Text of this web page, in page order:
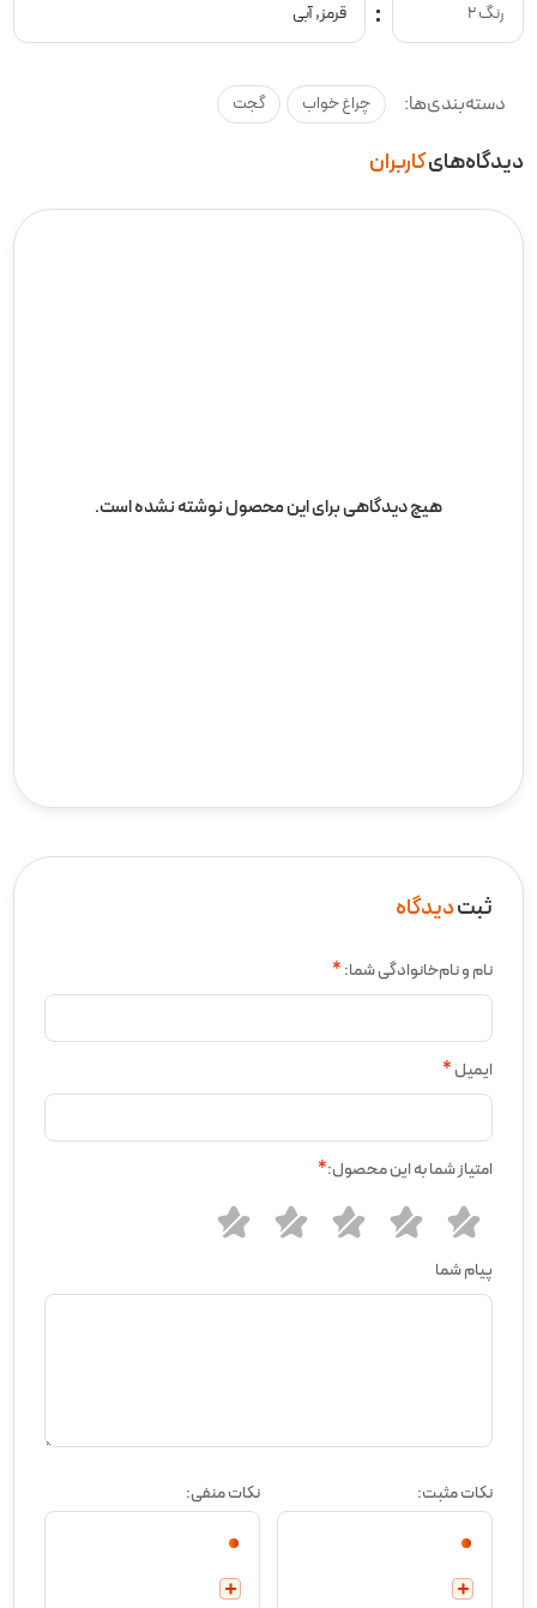
رنگ 2 قرمز, آبی
دیدگاه‌هایکاربران
هیچ دیدگاهی برای این محصول نوشته نشده است.
ثبتدیدگاه
امتیاز شما به این محصول:*
پیام شما
نکات مثبت: نکات منفی:
نام و نام‌خانوادگی شما:*
ایمیل*
دسته‌بندی‌ها: چراغ خواب گجت